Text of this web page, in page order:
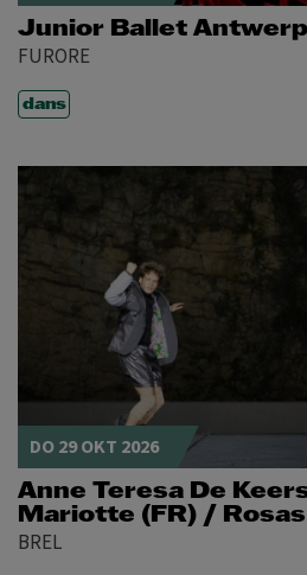
Junior Ballet Antwerp
FURORE
dans
DO 29 OKT 2026
Anne Teresa De
Mariotte (FR) / Rosas
BREL